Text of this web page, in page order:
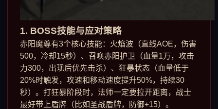
1. BOSS技能与应对策略
赤阳魔尊有3个核心技能：火焰波（直线AOE，伤害
500，冷却15秒）、召唤赤阳护卫（血量1万，攻击
力300，出现后优先击杀）、狂暴状态（血量低于
20%时触发，攻速和移动速度提升50%，持续30
秒）。打狂暴阶段时，法师一定要拉开距离，战士
最好带上盾牌（比如圣战盾牌，防御+15）。